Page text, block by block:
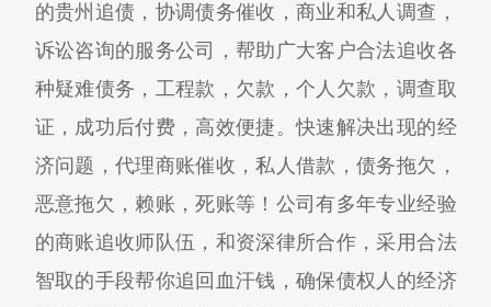
的贵州追债，协调债务催收，商业和私人调查，
诉讼咨询的服务公司，帮助广大客户合法追收各
种疑难债务，工程款，欠款，个人欠款，调查取
证，成功后付费，高效便捷。快速解决出现的经
济问题，代理商账催收，私人借款，债务拖欠，
恶意拖欠，赖账，死账等！公司有多年专业经验
的商账追收师队伍，和资深律所合作，采用合法
智取的手段帮你追回血汗钱，确保债权人的经济